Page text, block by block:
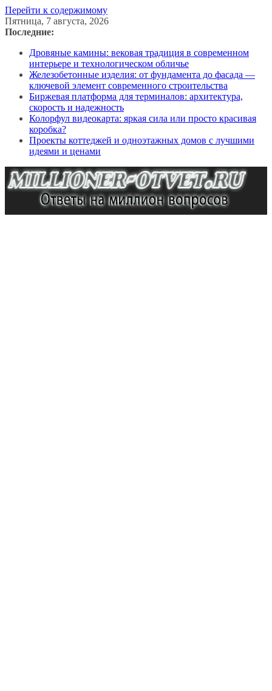
Перейти к содержимому
Пятница, 7 августа, 2026
Последние:
Дровяные камины: вековая традиция в современном
интерьере и технологическом обличье
Железобетонные изделия: от фундамента до фасада —
ключевой элемент современного строительства
Биржевая платформа для терминалов: архитектура,
скорость и надежность
Колорфул видеокарта: яркая сила или просто красивая
коробка?
Проекты коттеджей и одноэтажных домов с лучшими
идеями и ценами